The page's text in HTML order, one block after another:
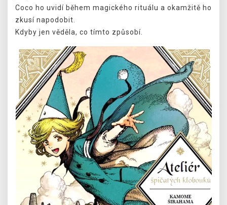
Coco ho uvidí během magického rituálu a okamžitě ho
zkusí napodobit.
Kdyby jen věděla, co tímto způsobí.